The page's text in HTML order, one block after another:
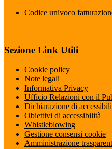
Codice univoco
Sezione Link Utili
Cookie policy
Note legali
Informativa Privacy
Ufficio Relazioni con il
Dichiarazione di
Obiettivi di accessibilità
Whistleblowing
Gestione consensi cookie
Amministrazione